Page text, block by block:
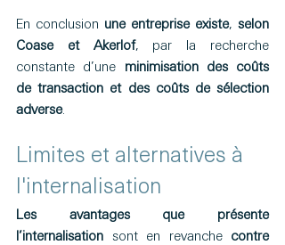
En conclusion une entreprise existe, selon
Coase et Akerlof, par la recherche
constante d’une minimisation des coûts
de transaction et des coûts de sélection
adverse.
Limites et alternatives à
l'internalisation
Les avantages que présente
l’internalisation sont en revanche contre